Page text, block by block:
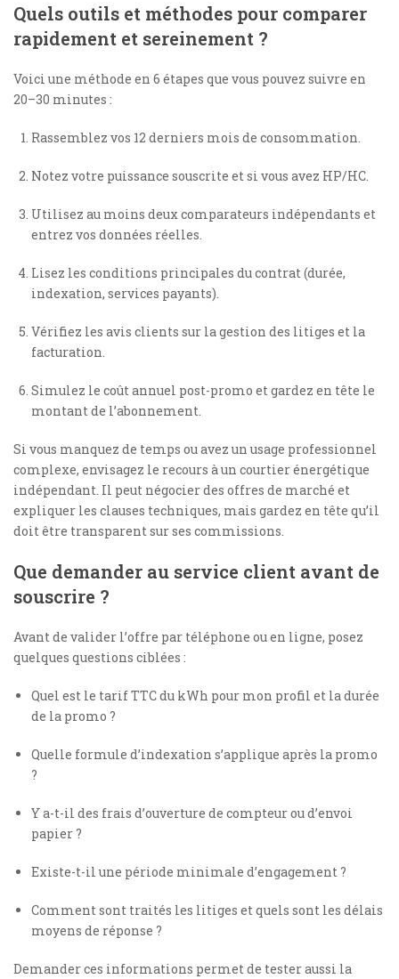
Quels outils et méthodes pour comparer
rapidement et sereinement ?
Voici une méthode en 6 étapes que vous pouvez suivre en
20–30 minutes :
Rassemblez vos 12 derniers mois de consommation.
Notez votre puissance souscrite et si vous avez HP/HC.
Utilisez au moins deux comparateurs indépendants et
entrez vos données réelles.
Lisez les conditions principales du contrat (durée,
indexation, services payants).
Vérifiez les avis clients sur la gestion des litiges et la
facturation.
Simulez le coût annuel post-promo et gardez en tête le
montant de l’abonnement.
Si vous manquez de temps ou avez un usage professionnel
complexe, envisagez le recours à un courtier énergétique
indépendant. Il peut négocier des offres de marché et
expliquer les clauses techniques, mais gardez en tête qu’il
doit être transparent sur ses commissions.
Que demander au service client avant de
souscrire ?
Avant de valider l’offre par téléphone ou en ligne, posez
quelques questions ciblées :
Quel est le tarif TTC du kWh pour mon profil et la durée
de la promo ?
Quelle formule d’indexation s’applique après la promo
?
Y a-t-il des frais d’ouverture de compteur ou d’envoi
papier ?
Existe-t-il une période minimale d’engagement ?
Comment sont traités les litiges et quels sont les délais
moyens de réponse ?
Demander ces informations permet de tester aussi la